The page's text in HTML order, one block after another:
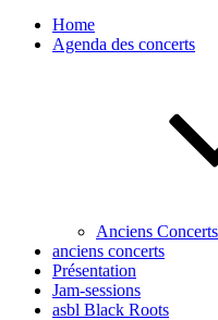
Home
Agenda des concerts
Anciens Concerts
anciens concerts
Présentation
Jam-sessions
asbl Black Roots